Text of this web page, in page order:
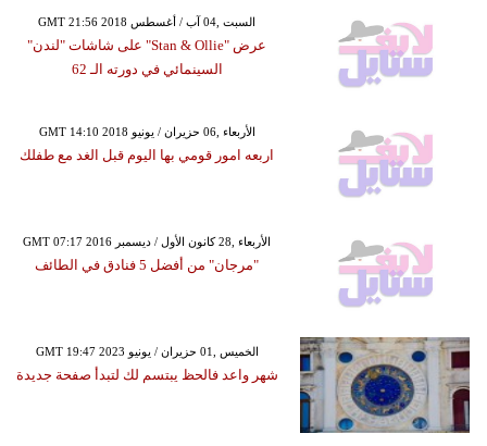
GMT 21:56 2018 السبت ,04 آب / أغسطس
عرض "Stan & Ollie" على شاشات "لندن"
السينمائي في دورته الـ 62
GMT 14:10 2018 الأربعاء ,06 حزيران / يونيو
اربعه امور قومي بها اليوم قبل الغد مع طفلك
GMT 07:17 2016 الأربعاء ,28 كانون الأول / ديسمبر
"مرجان" من أفضل 5 فنادق في الطائف
GMT 19:47 2023 الخميس ,01 حزيران / يونيو
شهر واعد فالحظ يبتسم لك لتبدأ صفحة جديدة